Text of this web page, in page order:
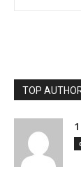
TOP